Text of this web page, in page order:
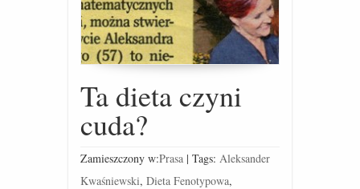
Ta dieta czyni
cuda?
Zamieszczony w:Prasa | Tags: Aleksander
Kwaśniewski, Dieta Fenotypowa,